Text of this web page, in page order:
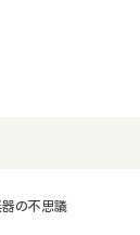
の不思議